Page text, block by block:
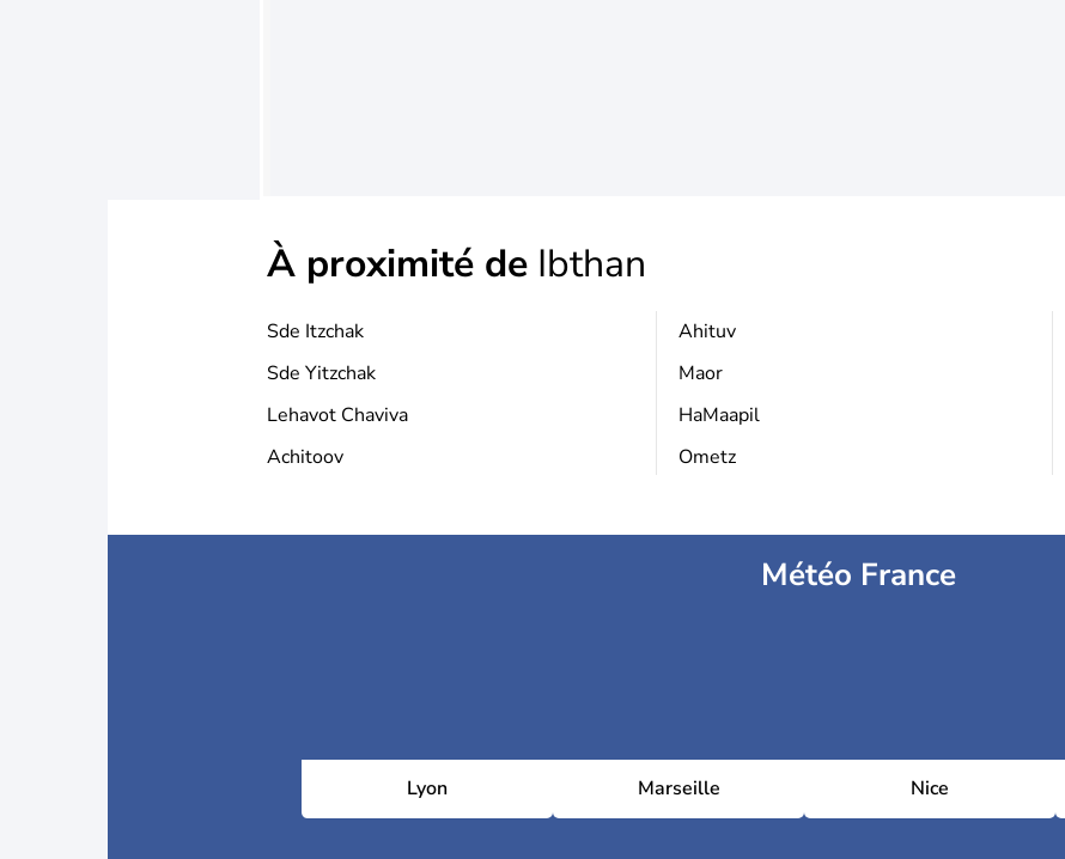
À proximité de Ibthan
Sde Itzchak
Sde Yitzchak
Lehavot Chaviva
Achitoov
Ahituv
Maor
HaMaapil
Ometz
Météo France
Lyon Marseille Nice